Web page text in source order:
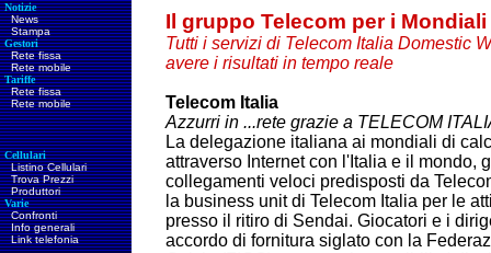
Notizie
News
Stampa
Gestori
Rete fissa
Rete mobile
Tariffe
Rete fissa
Rete mobile
Cellulari
Listino Cellulari
Trova Prezzi
Produttori
Varie
Confronti
Info generali
Link telefonia
Il gruppo Telecom per i Mondiali
Tutti i servizi di Telecom Italia Domestic
avere i risultati in tempo reale
Telecom Italia
Azzurri in ...rete grazie a TELECOM
La delegazione italiana ai mondiali di
attraverso Internet con l'Italia e il mondo,
collegamenti veloci predisposti da
la business unit di Telecom Italia per le
presso il ritiro di Sendai. Giocatori e i
accordo di fornitura siglato con la